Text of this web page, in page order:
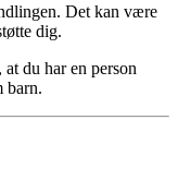
Det kan være
dig.
du har en person
barn.